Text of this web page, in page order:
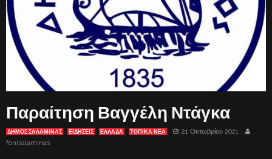
Παραίτηση Βαγγέλη Ντάγκα
ΔΗΜΟΣ ΣΑΛΑΜΙΝΑΣ ΕΙΔΗΣΕΙΣ ΕΛΛΑΔΑ ΤΟΠΙΚΑ ΝΕΑ
21 Οκτωβρίου 2021
fonisalaminas